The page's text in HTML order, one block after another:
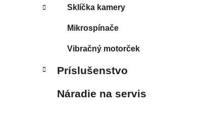
Sklíčka kamery
Mikrospínače
Vibračný motorček
Príslušenstvo
Náradie na servis